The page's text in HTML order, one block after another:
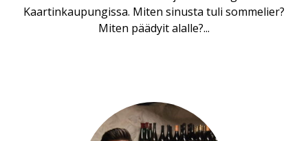
Kaartinkaupungissa. Miten sinusta tuli sommelier?
Miten päädyit alalle?...